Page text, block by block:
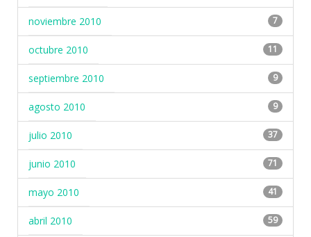
noviembre 2010 7
octubre 2010 11
septiembre 2010 9
agosto 2010 9
julio 2010 37
junio 2010 71
mayo 2010 41
abril 2010 59